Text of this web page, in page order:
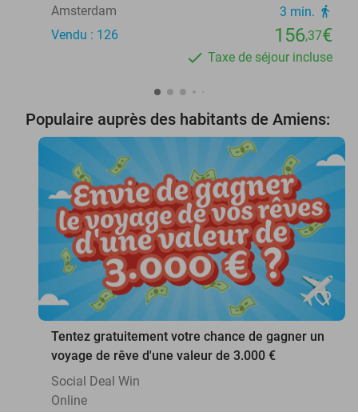
Amsterdam 3 min. directions_walk
Vendu : 126 156,37€
Taxe de séjour incluse
Populaire auprès des habitants de Amiens:
favorite_border
Tentez gratuitement votre chance de gagner un
voyage de rêve d'une valeur de 3.000 €
Social Deal Win
Online